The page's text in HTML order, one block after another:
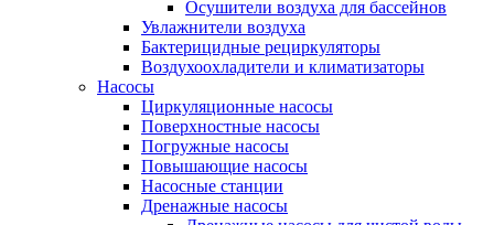
Осушители воздуха для бассейнов
Увлажнители воздуха
Бактерицидные рециркуляторы
Воздухоохладители и климатизаторы
Насосы
Циркуляционные насосы
Поверхностные насосы
Погружные насосы
Повышающие насосы
Насосные станции
Дренажные насосы